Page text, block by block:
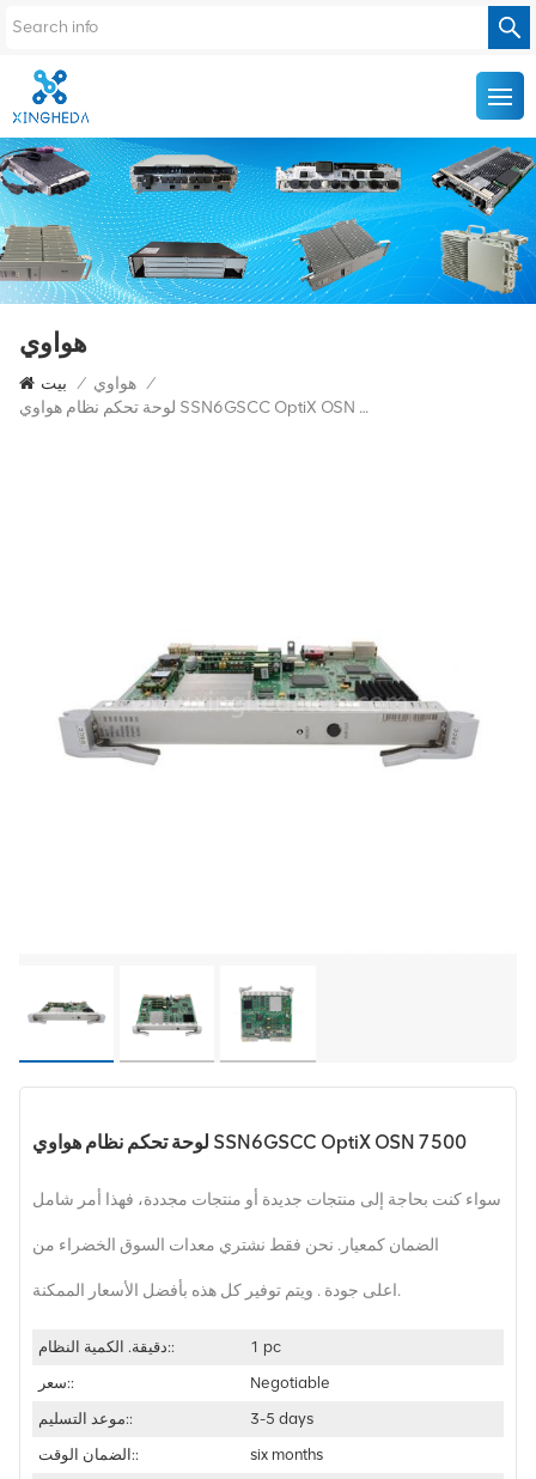
هواوي
بيت / هواوي /
لوحة تحكم نظام هواوي SSN6GSCC OptiX OSN 7500
لوحة تحكم نظام هواوي SSN6GSCC OptiX OSN 7500
سواء كنت بحاجة إلى منتجات جديدة أو منتجات مجددة، فهذا أمر شامل
الضمان كمعيار. نحن فقط نشتري معدات السوق الخضراء من
اعلى جودة . ويتم توفير كل هذه بأفضل الأسعار الممكنة.
دقيقة. الكمية النظام::
1 pc
سعر::
Negotiable
موعد التسليم::
3-5 days
الضمان الوقت::
six months